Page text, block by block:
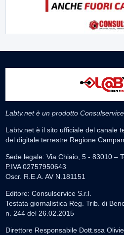
Labtv.net è un prodotto
Labtv.net è il sito ufficiale del canale
del digitale terrestre Regione
Sede legale: Via Chiaio, 5 - 83010 –
P.IVA 02757950643
Oscr. R.E.A. AV N.181151
Editore: Consulservice S.r.l.
Testata giornalistica Reg. Trib. di
n. 244 del 26.02.2015
Direttore Responsabile Dott.ssa